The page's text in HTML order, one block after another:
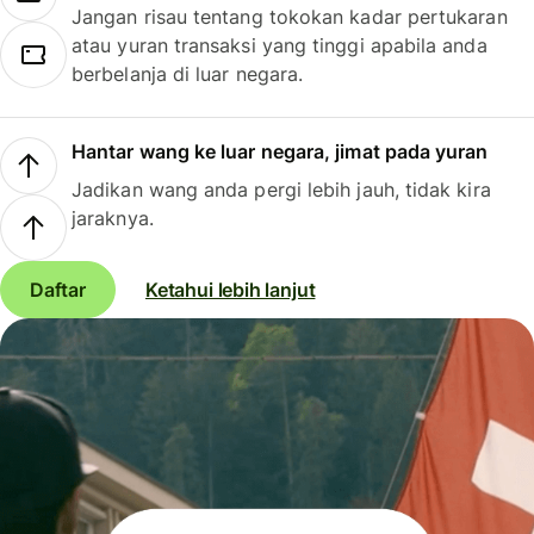
Jangan risau tentang tokokan kadar pertukaran
atau yuran transaksi yang tinggi apabila anda
berbelanja di luar negara.
Hantar wang ke luar negara, jimat pada yuran
Jadikan wang anda pergi lebih jauh, tidak kira
jaraknya.
Daftar Ketahui lebih lanjut